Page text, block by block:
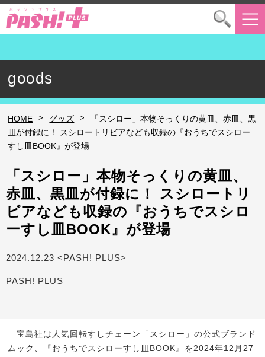
goods
HOME > グッズ >
「スシロー」本物そっくりの黄皿、赤皿、黒
皿が付録に！ スシロートリビアなども収録の『おうちでスシロー
すし皿BOOK』が登場
「スシロー」本物そっくりの黄皿、
赤皿、黒皿が付録に！ スシロートリ
ビアなども収録の『おうちでスシロ
ーすし皿BOOK』が登場
2024.12.23 <PASH! PLUS>
PASH! PLUS
宝島社は人気回転すしチェーン「スシロー」の公式ブランド
ムック、『おうちでスシローすし皿BOOK』を2024年12月27